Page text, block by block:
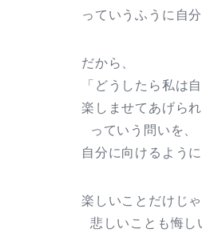
っていうふうに自
だから、
「どうしたら私は
楽しませてあげられ
っていう問いを、
自分に向けるように
楽しいことだけじ
悲しいことも悔し